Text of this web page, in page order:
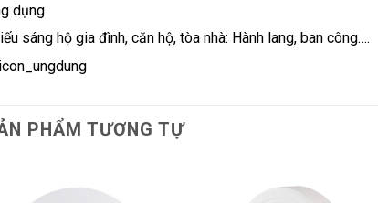
dụng
sáng hộ gia đình, căn hộ, tòa nhà: Hành lang, ban công….
PHẨM TƯƠNG TỰ